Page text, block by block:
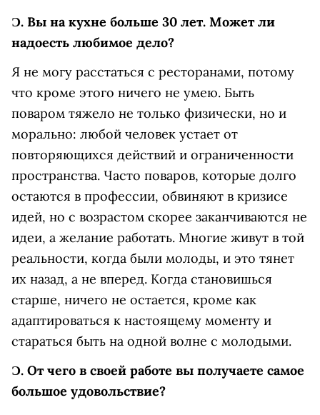
Ɔ. Вы на кухне больше 30 лет. Может ли
надоесть любимое дело?
Я не могу расстаться с ресторанами, потому
что кроме этого ничего не умею. Быть
поваром тяжело не только физически, но и
морально: любой человек устает от
повторяющихся действий и ограниченности
пространства. Часто поваров, которые долго
остаются в профессии, обвиняют в кризисе
идей, но с возрастом скорее заканчиваются не
идеи, а желание работать. Многие живут в той
реальности, когда были молоды, и это тянет
их назад, а не вперед. Когда становишься
старше, ничего не остается, кроме как
адаптироваться к настоящему моменту и
стараться быть на одной волне с молодыми.
Ɔ. От чего в своей работе вы получаете самое
большое удовольствие?